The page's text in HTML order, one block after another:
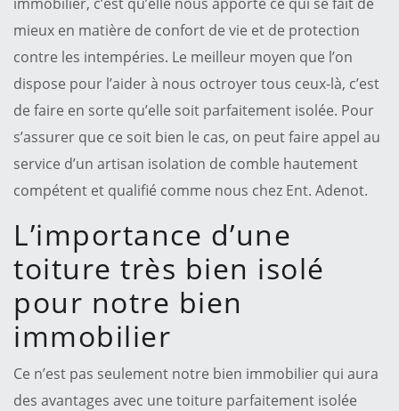
mieux en matière de confort de vie et de protection
contre les intempéries. Le meilleur moyen que l’on
dispose pour l’aider à nous octroyer tous ceux-là, c’est
de faire en sorte qu’elle soit parfaitement isolée. Pour
s’assurer que ce soit bien le cas, on peut faire appel au
service d’un artisan isolation de comble hautement
compétent et qualifié comme nous chez Ent. Adenot.
L’importance d’une
toiture très bien isolé
pour notre bien
immobilier
Ce n’est pas seulement notre bien immobilier qui aura
des avantages avec une toiture parfaitement isolée